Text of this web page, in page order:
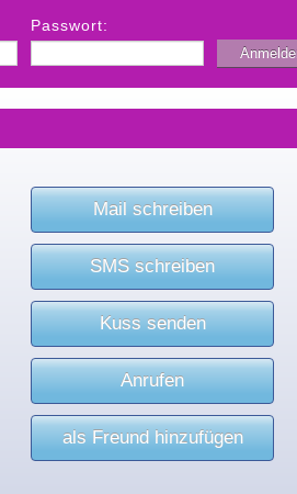
Passwort:
Mail schreiben
SMS schreiben
Kuss senden
Anrufen
als Freund hinzufügen